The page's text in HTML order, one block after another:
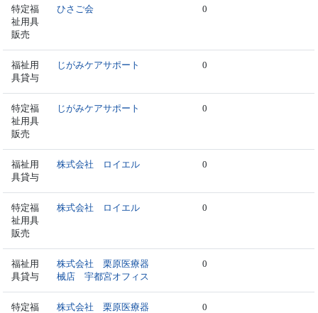
特定福
祉用具
販売
ひさご会 0
福祉用
具貸与
じがみケアサポート 0
特定福
祉用具
販売
じがみケアサポート 0
福祉用
具貸与
株式会社 ロイエル 0
特定福
祉用具
販売
株式会社 ロイエル 0
福祉用
具貸与
株式会社 栗原医療器
械店 宇都宮オフィス
0
特定福
株式会社 栗原医療器
0